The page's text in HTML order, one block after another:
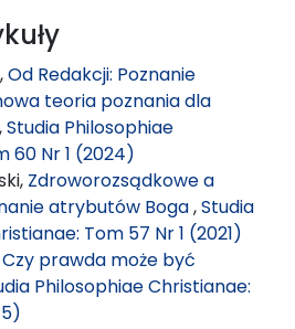
Od Redakcji: Poznanie
teoria poznania dla
,Studia Philosophiae
60 Nr 1 (2024)
Zdroworozsądkowe a
atrybutów Boga,Studia
Tom 57 Nr 1 (2021)
Czy prawda może być
Philosophiae Christianae: